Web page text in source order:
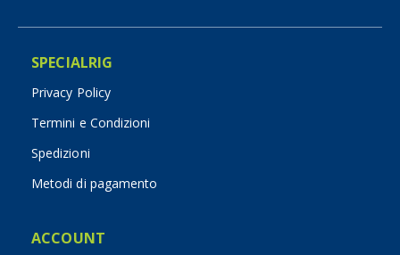
SPECIALRIG
Privacy Policy
Termini e Condizioni
Spedizioni
Metodi di pagamento
ACCOUNT